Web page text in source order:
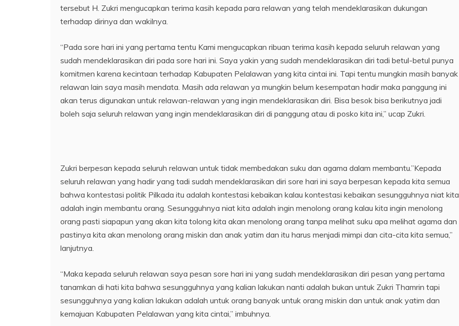
tersebut H. Zukri mengucapkan terima kasih kepada para relawan yang telah mendeklarasikan dukungan
terhadap dirinya dan wakilnya.
“Pada sore hari ini yang pertama tentu Kami mengucapkan ribuan terima kasih kepada seluruh relawan yang
sudah mendeklarasikan diri pada sore hari ini. Saya yakin yang sudah mendeklarasikan diri tadi betul-betul punya
komitmen karena kecintaan terhadap Kabupaten Pelalawan yang kita cintai ini. Tapi tentu mungkin masih banyak
relawan lain saya masih mendata. Masih ada relawan ya mungkin belum kesempatan hadir maka panggung ini
akan terus digunakan untuk relawan-relawan yang ingin mendeklarasikan diri. Bisa besok bisa berikutnya jadi
boleh saja seluruh relawan yang ingin mendeklarasikan diri di panggung atau di posko kita ini,” ucap Zukri.
Zukri berpesan kepada seluruh relawan untuk tidak membedakan suku dan agama dalam membantu.”Kepada
seluruh relawan yang hadir yang tadi sudah mendeklarasikan diri sore hari ini saya berpesan kepada kita semua
bahwa kontestasi politik Pilkada itu adalah kontestasi kebaikan kalau kontestasi kebaikan sesungguhnya niat kita
adalah ingin membantu orang. Sesungguhnya niat kita adalah ingin menolong orang kalau kita ingin menolong
orang pasti siapapun yang akan kita tolong kita akan menolong orang tanpa melihat suku apa melihat agama dan
pastinya kita akan menolong orang miskin dan anak yatim dan itu harus menjadi mimpi dan cita-cita kita semua,”
lanjutnya.
“Maka kepada seluruh relawan saya pesan sore hari ini yang sudah mendeklarasikan diri pesan yang pertama
tanamkan di hati kita bahwa sesungguhnya yang kalian lakukan nanti adalah bukan untuk Zukri Thamrin tapi
sesungguhnya yang kalian lakukan adalah untuk orang banyak untuk orang miskin dan untuk anak yatim dan
kemajuan Kabupaten Pelalawan yang kita cintai,” imbuhnya.